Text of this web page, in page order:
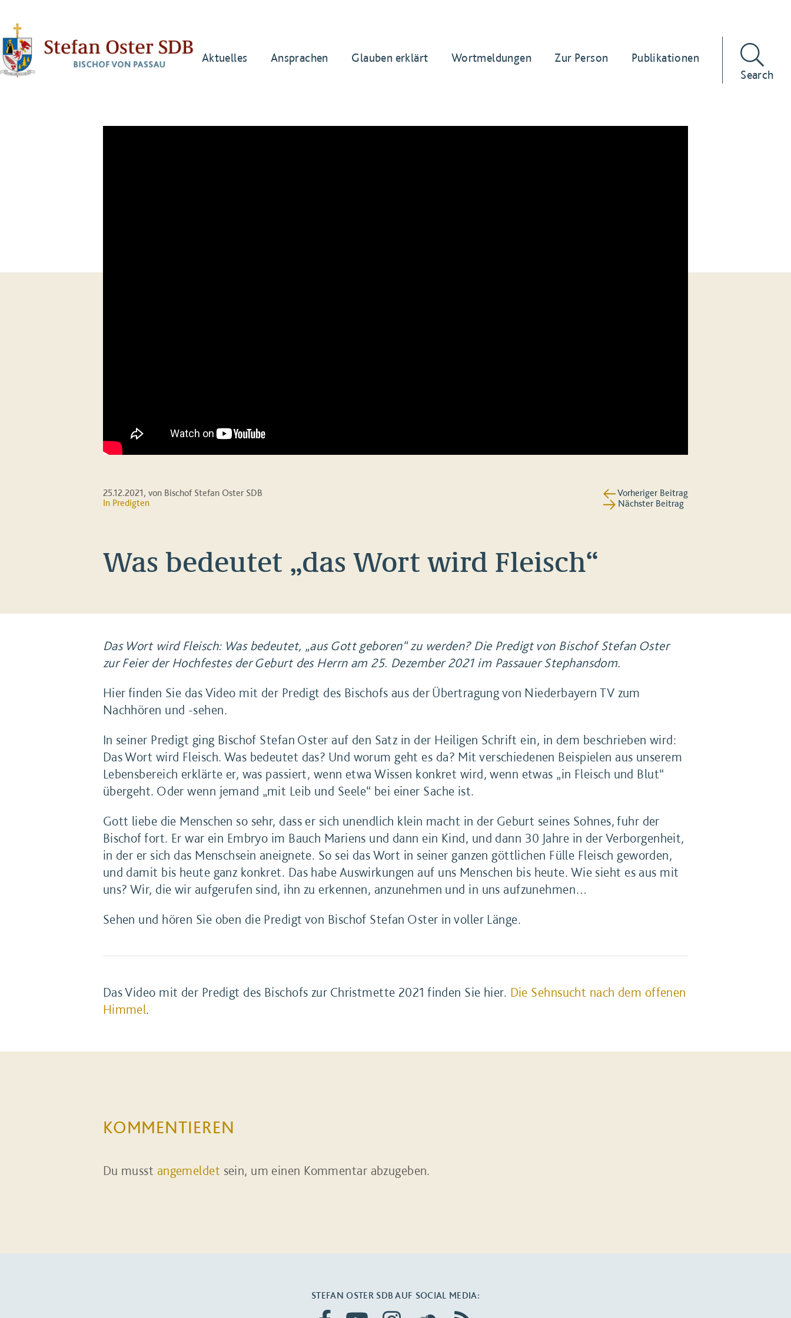
Aktuelles Ansprachen Glauben erklärt Wortmeldungen Zur Person
Publikationen
Search
25.12.2021, von Bischof Stefan Oster SDB
In Predigten
Vorheriger Beitrag
Nächster Beitrag
Was bedeutet „das Wort wird Fleisch“
Das Wort wird Fleisch: Was bedeutet, „aus Gott geboren“ zu werden? Die Predigt von Bischof Stefan Oster
zur Feier der Hochfestes der Geburt des Herrn am 25. Dezember 2021 im Passauer Stephansdom.
Hier finden Sie das Video mit der Predigt des Bischofs aus der Übertragung von Niederbayern TV zum
Nachhören und -sehen.
In seiner Predigt ging Bischof Stefan Oster auf den Satz in der Heiligen Schrift ein, in dem beschrieben wird:
Das Wort wird Fleisch. Was bedeutet das? Und worum geht es da? Mit verschiedenen Beispielen aus unserem
Lebensbereich erklärte er, was passiert, wenn etwa Wissen konkret wird, wenn etwas „in Fleisch und Blut“
übergeht. Oder wenn jemand „mit Leib und Seele“ bei einer Sache ist.
Gott liebe die Menschen so sehr, dass er sich unendlich klein macht in der Geburt seines Sohnes, fuhr der
Bischof fort. Er war ein Embryo im Bauch Mariens und dann ein Kind, und dann 30 Jahre in der Verborgenheit,
in der er sich das Menschsein aneignete. So sei das Wort in seiner ganzen göttlichen Fülle Fleisch geworden,
und damit bis heute ganz konkret. Das habe Auswirkungen auf uns Menschen bis heute. Wie sieht es aus mit
uns? Wir, die wir aufgerufen sind, ihn zu erkennen, anzunehmen und in uns aufzunehmen…
Sehen und hören Sie oben die Predigt von Bischof Stefan Oster in voller Länge.
Das Video mit der Predigt des Bischofs zur Christmette 2021 finden Sie hier. Die Sehnsucht nach dem offenen
Himmel.
KOMMENTIEREN
Du musst angemeldet sein, um einen Kommentar abzugeben.
STEFAN OSTER SDB AUF SOCIAL MEDIA: